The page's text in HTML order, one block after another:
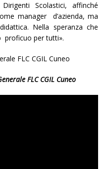
Scolastici, affinché
manager d’azienda, ma
Nella speranza che
proficuo per tutti».
FLC CGIL Cuneo
FLC CGIL Cuneo